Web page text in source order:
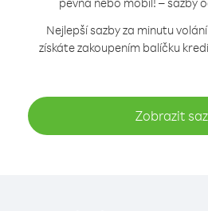
Nejlepší sazby za minutu
získáte zakoupením balíčku
Zobrazit